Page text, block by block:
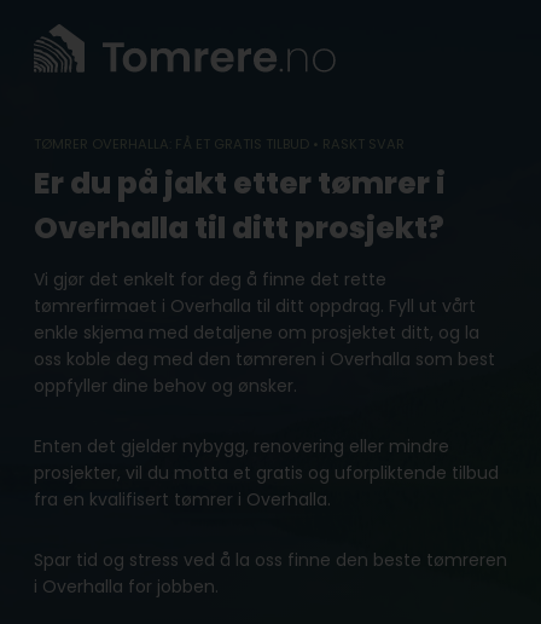
content
TØMRER OVERHALLA: FÅ ET GRATIS TILBUD • RASKT SVAR
Er du på jakt etter tømrer i
Overhalla til ditt prosjekt?
Vi gjør det enkelt for deg å finne det rette
tømrerfirmaet i Overhalla til ditt oppdrag. Fyll ut vårt
enkle skjema med detaljene om prosjektet ditt, og la
oss koble deg med den tømreren i Overhalla som best
oppfyller dine behov og ønsker.
Enten det gjelder nybygg, renovering eller mindre
prosjekter, vil du motta et gratis og uforpliktende tilbud
fra en kvalifisert tømrer i Overhalla.
Spar tid og stress ved å la oss finne den beste tømreren
i Overhalla for jobben.